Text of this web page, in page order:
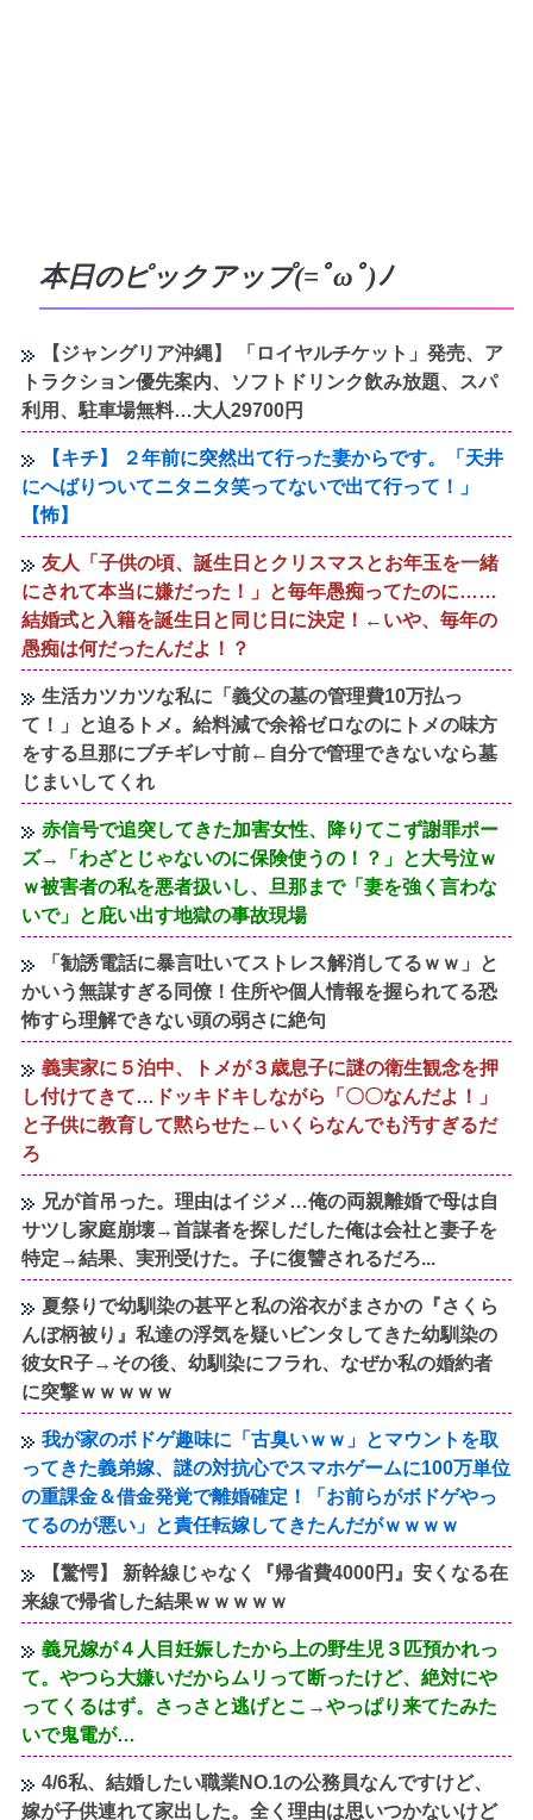
本日のピックアップ(=ﾟωﾟ)ﾉ
【ジャングリア沖縄】 「ロイヤルチケット」発売、ア
トラクション優先案内、ソフトドリンク飲み放題、スパ
利用、駐車場無料…大人29700円
【キチ】 ２年前に突然出て行った妻からです。「天井
にへばりついてニタニタ笑ってないで出て行って！」
【怖】
友人「子供の頃、誕生日とクリスマスとお年玉を一緒
にされて本当に嫌だった！」と毎年愚痴ってたのに……
結婚式と入籍を誕生日と同じ日に決定！←いや、毎年の
愚痴は何だったんだよ！？
生活カツカツな私に「義父の墓の管理費10万払っ
て！」と迫るトメ。給料減で余裕ゼロなのにトメの味方
をする旦那にブチギレ寸前←自分で管理できないなら墓
じまいしてくれ
赤信号で追突してきた加害女性、降りてこず謝罪ポー
ズ→「わざとじゃないのに保険使うの！？」と大号泣ｗ
ｗ被害者の私を悪者扱いし、旦那まで「妻を強く言わな
いで」と庇い出す地獄の事故現場
「勧誘電話に暴言吐いてストレス解消してるｗｗ」と
かいう無謀すぎる同僚！住所や個人情報を握られてる恐
怖すら理解できない頭の弱さに絶句
義実家に５泊中、トメが３歳息子に謎の衛生観念を押
し付けてきて…ドッキドキしながら「〇〇なんだよ！」
と子供に教育して黙らせた←いくらなんでも汚すぎるだ
ろ
兄が首吊った。理由はイジメ…俺の両親離婚で母は自
サツし家庭崩壊→首謀者を探しだした俺は会社と妻子を
特定→結果、実刑受けた。子に復讐されるだろ...
夏祭りで幼馴染の甚平と私の浴衣がまさかの『さくら
んぼ柄被り』私達の浮気を疑いビンタしてきた幼馴染の
彼女R子→その後、幼馴染にフラれ、なぜか私の婚約者
に突撃ｗｗｗｗｗ
我が家のボドゲ趣味に「古臭いｗｗ」とマウントを取
ってきた義弟嫁、謎の対抗心でスマホゲームに100万単位
の重課金＆借金発覚で離婚確定！「お前らがボドゲやっ
てるのが悪い」と責任転嫁してきたんだがｗｗｗｗ
【驚愕】 新幹線じゃなく『帰省費4000円』安くなる在
来線で帰省した結果ｗｗｗｗｗ
義兄嫁が４人目妊娠したから上の野生児３匹預かれっ
て。やつら大嫌いだからムリって断ったけど、絶対にや
ってくるはず。さっさと逃げとこ→やっぱり来てたみた
いで鬼電が…
4/6私、結婚したい職業NO.1の公務員なんですけど、
嫁が子供連れて家出した。全く理由は思いつかないけど